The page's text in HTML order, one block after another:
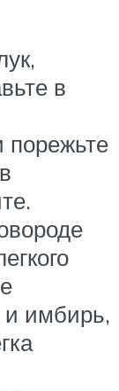
в
порежьте
и имбирь,